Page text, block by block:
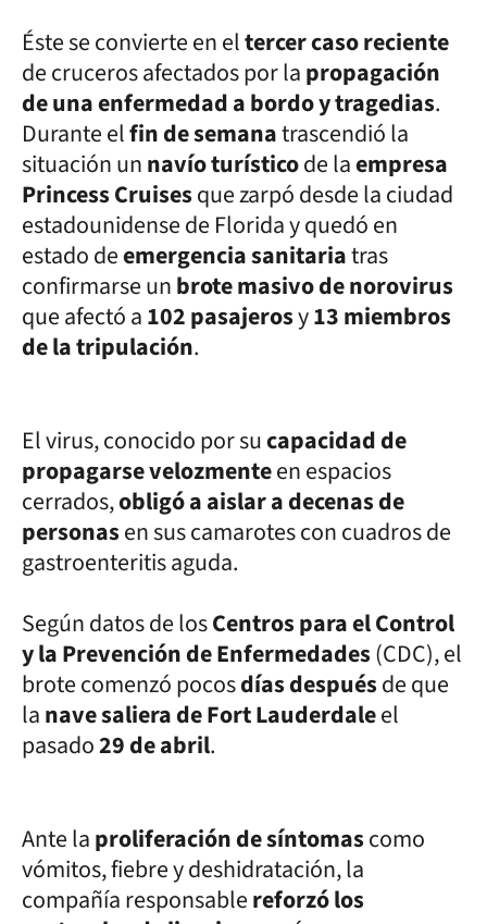
Éste se convierte en eltercer caso reciente
de cruceros afectados por lapropagación
de una enfermedad a bordo y tragedias.
Durante elfin de semanatrascendió la
situación unnavío turísticode laempresa
Princess Cruisesque zarpó desde la ciudad
estadounidense de Florida y quedó en
estado deemergencia sanitariatras
confirmarse unbrote masivo de norovirus
que afectó a102 pasajerosy13 miembros
de la tripulación.
El virus, conocido por sucapacidad de
propagarse velozmenteen espacios
cerrados,obligó a aislar a decenas de
personasen sus camarotes con cuadros de
gastroenteritis aguda.
Según datos de losCentros para el Control
y la Prevención de Enfermedades(CDC), el
brote comenzó pocosdías despuésde que
lanave saliera de Fort Lauderdaleel
pasado29 de abril.
Ante laproliferación de síntomascomo
vómitos, fiebre y deshidratación, la
compañía responsablereforzó los